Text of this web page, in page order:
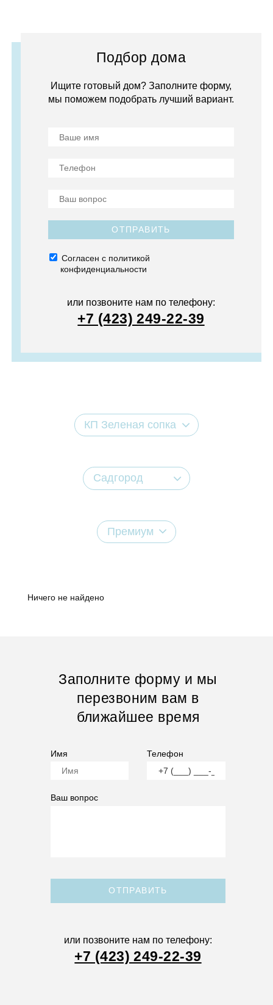
Подбор дома
Ищите готовый дом? Заполните форму,
мы поможем подобрать лучший вариант.
ОТПРАВИТЬ
Согласен с политикой
конфиденциальности
или позвоните нам по телефону:
+7 (423) 249-22-39
КП Зеленая сопка
Садгород
Премиум
Ничего не найдено
Заполните форму и мы
перезвоним вам в
ближайшее время
Имя Телефон
Ваш вопрос
ОТПРАВИТЬ
или позвоните нам по телефону:
+7 (423) 249-22-39